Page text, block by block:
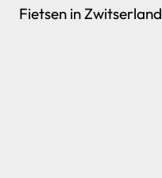
Fietsen in Zwitserland